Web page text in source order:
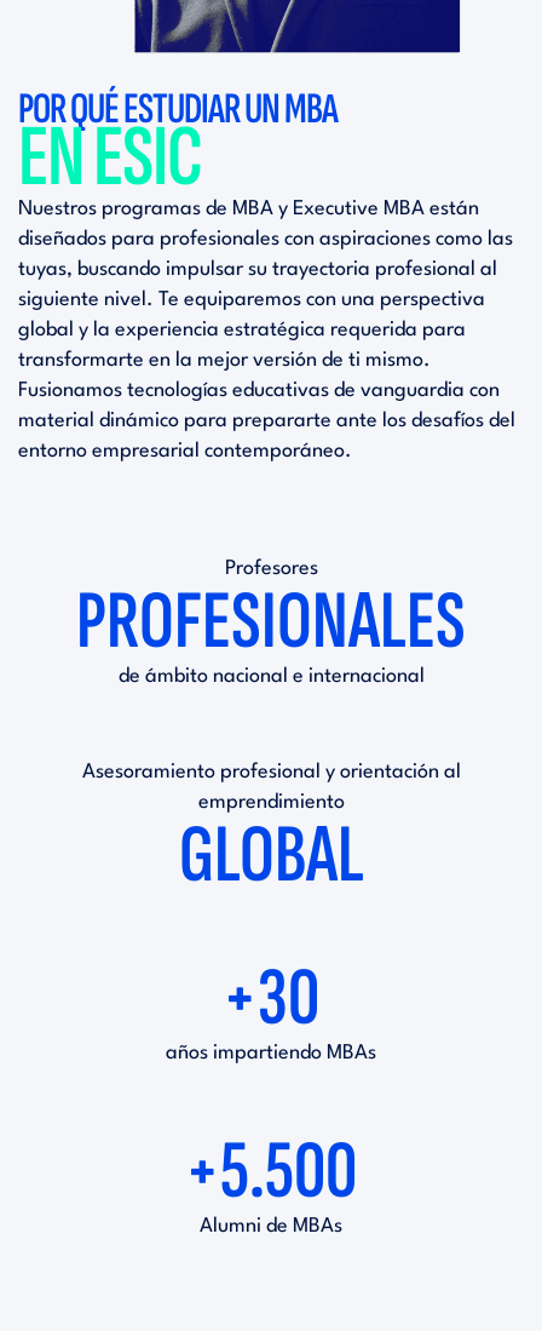
POR QUÉ ESTUDIAR UN MBA
EN ESIC
Nuestros programas de MBA y Executive MBA están
diseñados para profesionales con aspiraciones como las
tuyas, buscando impulsar su trayectoria profesional al
siguiente nivel. Te equiparemos con una perspectiva
global y la experiencia estratégica requerida para
transformarte en la mejor versión de ti mismo.
Fusionamos tecnologías educativas de vanguardia con
material dinámico para prepararte ante los desafíos del
entorno empresarial contemporáneo.
Profesores
PROFESIONALES
de ámbito nacional e internacional
Asesoramiento profesional y orientación al
emprendimiento
GLOBAL
+30
años impartiendo MBAs
+5.500
Alumni de MBAs